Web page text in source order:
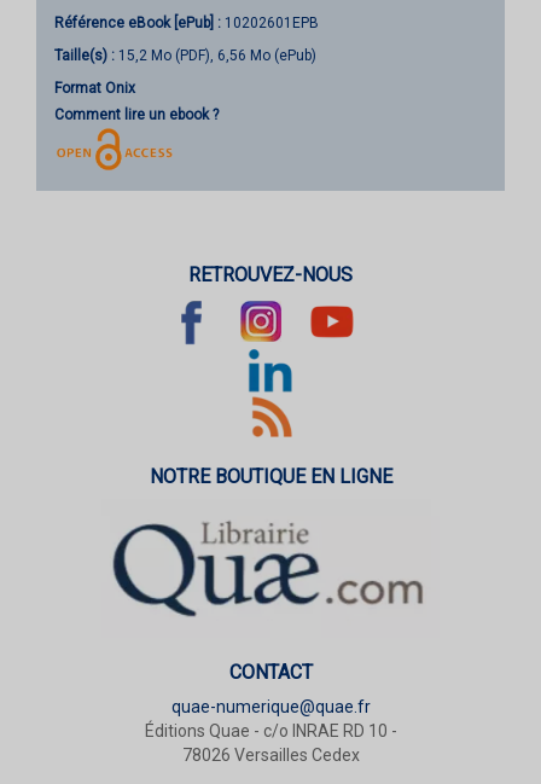
Référence eBook [ePub] : 10202601EPB
Taille(s) : 15,2 Mo (PDF), 6,56 Mo (ePub)
Format Onix
Comment lire un ebook ?
RETROUVEZ-NOUS
NOTRE BOUTIQUE EN LIGNE
CONTACT
quae-numerique@quae.fr
Éditions Quae - c/o INRAE RD 10 -
78026 Versailles Cedex